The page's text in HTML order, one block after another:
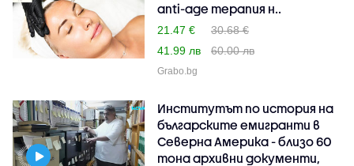
anti-age терапия н..
21.47 €
30.68 €
41.99 лв
60.00 лв
Grabo.bg
Институтът по история на
българските емигранти в
Северна Америка - близо 60
тона архивни документи,